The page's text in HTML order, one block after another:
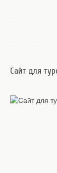
Сайт для